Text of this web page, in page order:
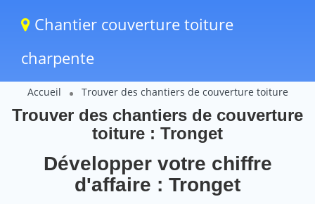
Chantier couverture toiture
charpente
Accueil Trouver des chantiers de couverture toiture
Trouver des chantiers de couverture
toiture : Tronget
Développer votre chiffre
d'affaire : Tronget